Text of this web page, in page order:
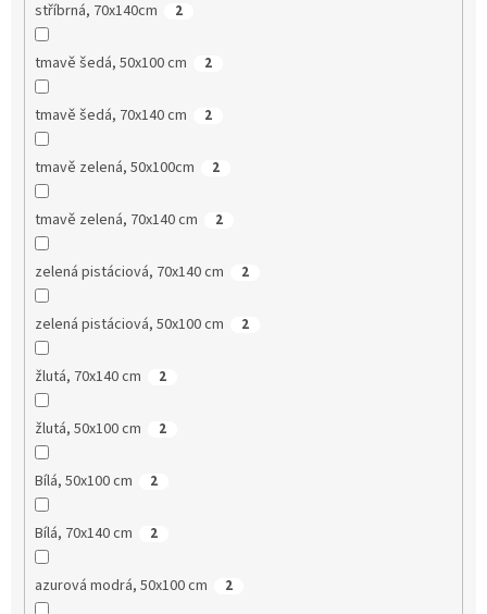
stříbrná, 70x140cm 2
tmavě šedá, 50x100 cm 2
tmavě šedá, 70x140 cm 2
tmavě zelená, 50x100cm 2
tmavě zelená, 70x140 cm 2
zelená pistáciová, 70x140 cm 2
zelená pistáciová, 50x100 cm 2
žlutá, 70x140 cm 2
žlutá, 50x100 cm 2
Bílá, 50x100 cm 2
Bílá, 70x140 cm 2
azurová modrá, 50x100 cm 2